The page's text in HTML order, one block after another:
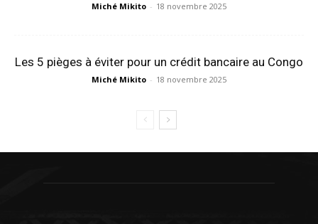
Miché Mikito - 18 novembre 2025
Les 5 pièges à éviter pour un crédit bancaire au Congo
Miché Mikito - 18 novembre 2025